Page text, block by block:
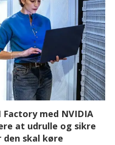
Factory med NVIDIA
at udrulle og sikre
den skal køre